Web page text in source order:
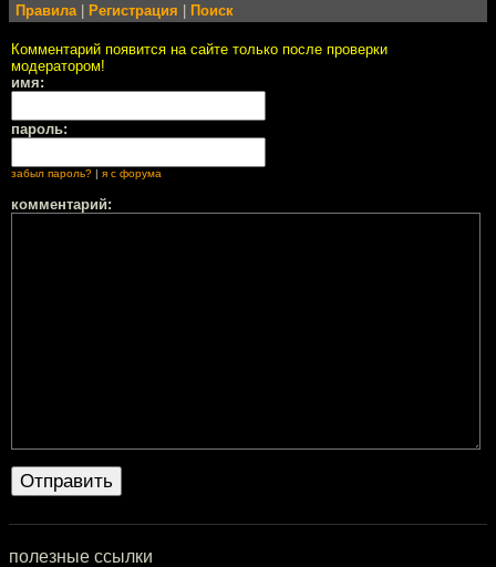
Правила Регистрация Поиск
Комментарий появится на сайте только после проверки
модератором!
имя:
пароль:
забыл пароль? | я с форума
комментарий:
полезные ссылки